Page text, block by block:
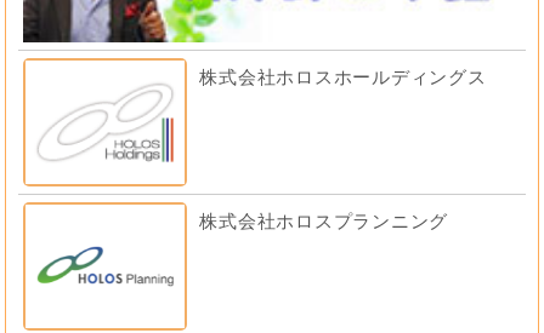
株式会社ホロスホールディングス
株式会社ホロスプランニング